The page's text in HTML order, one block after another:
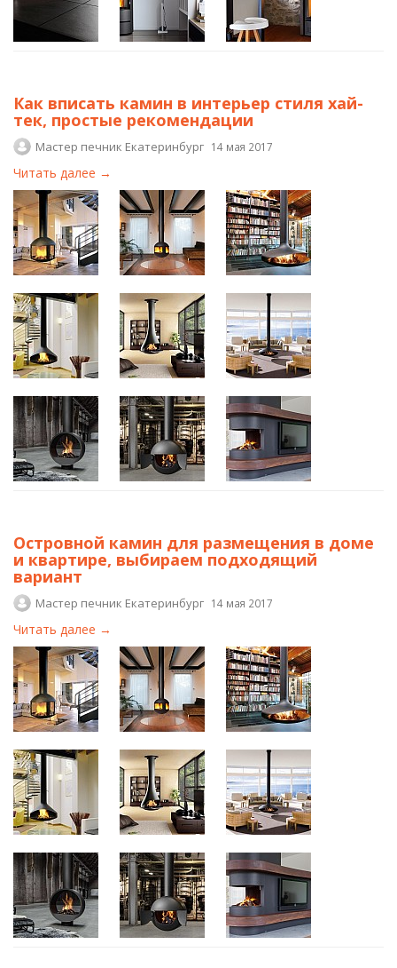
Как вписать камин в интерьер стиля хай-
тек, простые рекомендации
Мастер печник Екатеринбург 14 мая 2017
Читать далее →
Островной камин для размещения в доме
и квартире, выбираем подходящий
вариант
Мастер печник Екатеринбург 14 мая 2017
Читать далее →